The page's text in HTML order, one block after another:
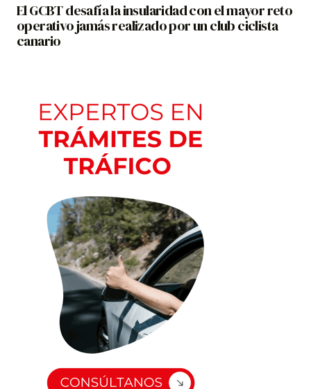
El GCBT desafía la insularidad con el mayor reto
operativo jamás realizado por un club ciclista
canario